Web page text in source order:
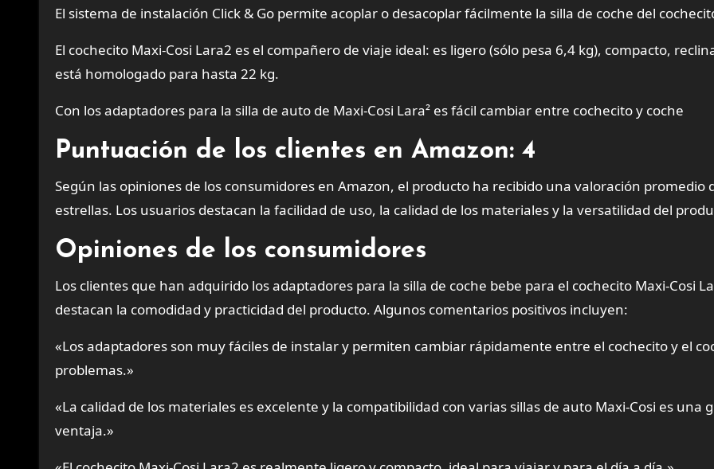
El sistema de instalación Click & Go permite acoplar o desacoplar fácilmente la silla de coche del
El cochecito Maxi-Cosi Lara2 es el compañero de viaje ideal: es ligero (sólo pesa 6,4 kg), compacto,
está homologado para hasta 22 kg.
Con los adaptadores para la silla de auto de Maxi-Cosi Lara² es fácil cambiar entre cochecito y coche
Puntuación de los clientes en Amazon: 4
Según las opiniones de los consumidores en Amazon, el producto ha recibido una valoración promedio
estrellas. Los usuarios destacan la facilidad de uso, la calidad de los materiales y la versatilidad del
Opiniones de los consumidores
Los clientes que han adquirido los adaptadores para la silla de coche bebe para el cochecito Maxi-Cosi
destacan la comodidad y practicidad del producto. Algunos comentarios positivos incluyen:
«Los adaptadores son muy fáciles de instalar y permiten cambiar rápidamente entre el cochecito y el
problemas.»
«La calidad de los materiales es excelente y la compatibilidad con varias sillas de auto Maxi-Cosi es una
ventaja.»